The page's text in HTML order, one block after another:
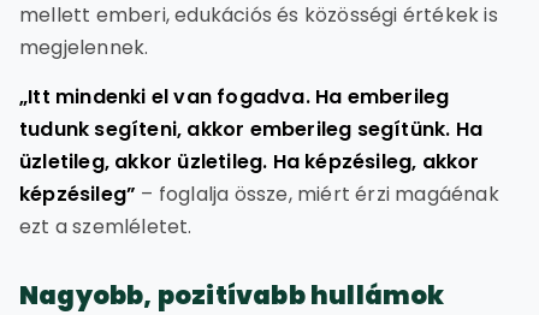
mellett emberi, edukációs és közösségi értékek is
megjelennek.
„Itt mindenki el van fogadva. Ha emberileg
tudunk segíteni, akkor emberileg segítünk. Ha
üzletileg, akkor üzletileg. Ha képzésileg, akkor
képzésileg” – foglalja össze, miért érzi magáénak
ezt a szemléletet.
Nagyobb, pozitívabb hullámok